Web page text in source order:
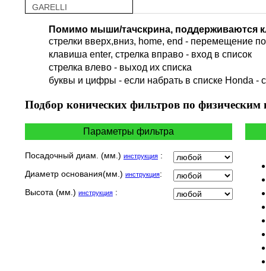
GARELLI
GILERA
HARLEY DAVIDSON
HERO
HUSQVARNA
INDIAN
KEEWAY
MBK
MOTO GUZZI
Помимо мыши/тачскрина, поддерживаются
стрелки вверх,вниз, home, end - перемещение
клавиша enter, стрелка вправо - вход в список
cтрелка влево - выход их списка
буквы и цифры - если набрать в списке Honda -
Подбор конических фильтров по физическим
Параметры фильтра
Посадочный диам. (мм.) инструкция :
Диаметр основания(мм.) инструкция:
Высота (мм.) инструкция :